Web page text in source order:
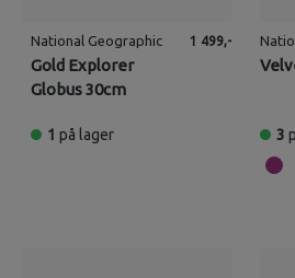
National Geographic
Gold Explorer
Globus 30cm
1 499,-
1 på lager 3